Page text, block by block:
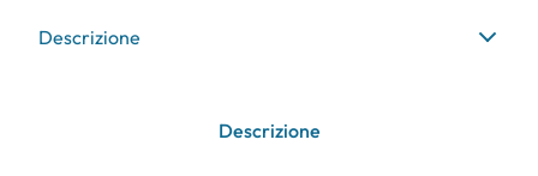
Descrizione
Descrizione